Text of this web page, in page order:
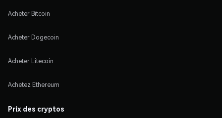
Acheter Bitcoin
Acheter Dogecoin
Acheter Litecoin
Achetez Ethereum
Prix des cryptos